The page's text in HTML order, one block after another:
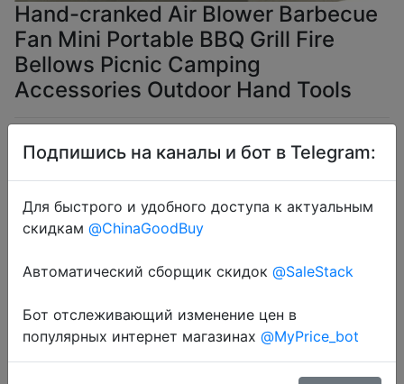
Hand-cranked Air Blower Barbecue
Fan Mini Portable BBQ Grill Fire
Bellows Picnic Camping
Accessories Outdoor Hand Tools
$2.52
Coins
Перейти в магазин
Подпишись на каналы и бот в Telegram:
Для быстрого и удобного доступа к актуальным
скидкам @ChinaGoodBuy
Автоматический сборщик скидок @SaleStack
Бот отслеживающий изменение цен в
популярных интернет магазинах @MyPrice_bot